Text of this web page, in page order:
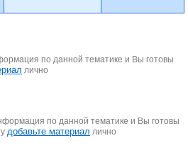
по данной тематике и Вы готовы
лично
по данной тематике и Вы готовы
добавьте материал лично